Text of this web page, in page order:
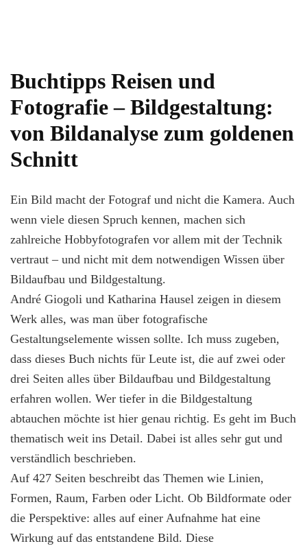
Buchtipps Reisen und
Fotografie – Bildgestaltung:
von Bildanalyse zum goldenen
Schnitt
Ein Bild macht der Fotograf und nicht die Kamera. Auch
wenn viele diesen Spruch kennen, machen sich
zahlreiche Hobbyfotografen vor allem mit der Technik
vertraut – und nicht mit dem notwendigen Wissen über
Bildaufbau und Bildgestaltung.
André Giogoli und Katharina Hausel zeigen in diesem
Werk alles, was man über fotografische
Gestaltungselemente wissen sollte. Ich muss zugeben,
dass dieses Buch nichts für Leute ist, die auf zwei oder
drei Seiten alles über Bildaufbau und Bildgestaltung
erfahren wollen. Wer tiefer in die Bildgestaltung
abtauchen möchte ist hier genau richtig. Es geht im Buch
thematisch weit ins Detail. Dabei ist alles sehr gut und
verständlich beschrieben.
Auf 427 Seiten beschreibt das Themen wie Linien,
Formen, Raum, Farben oder Licht. Ob Bildformate oder
die Perspektive: alles auf einer Aufnahme hat eine
Wirkung auf das entstandene Bild. Diese